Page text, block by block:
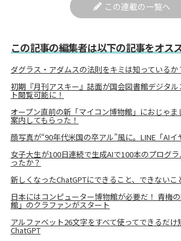
この連載の一覧へ
この記事の編集者は以下の記事をオス
ダグラス・アダムスの法則をキミは知っているか
初期『月刊アスキー』誌面が国会図書館デジタ
ト閲覧可能に！
オープン直前の新「マイコン博物館」におじゃ
案内してもらった！
顔写真が“90年代米国の卒アル”風に。LINE「AIイ
女子大生が100日連続で生成AIで100本のプログ
ったか？
新しくなったChatGPTにできること、できないこ
日本にはコンピューター博物館が必要だ！ 青梅
館」のクラファンがスタート
アルファベット26文字をすべて使ってできるだ
ChatGPT